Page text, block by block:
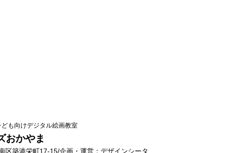
区築港栄町17-15/企画・運営：デザインシータ
おかやま
ども向けデジタル絵画教室